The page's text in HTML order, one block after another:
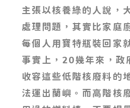
主張以核養綠的人說，
處理問題，其實比家庭
每個人用寶特瓶裝回家
事實上，20幾年來，政
收容這些低階核廢料的
法運出蘭嶼。而高階核